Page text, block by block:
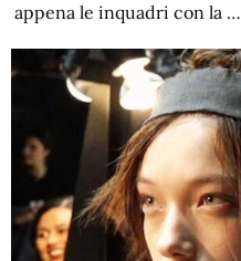
appena le inquadri con la …